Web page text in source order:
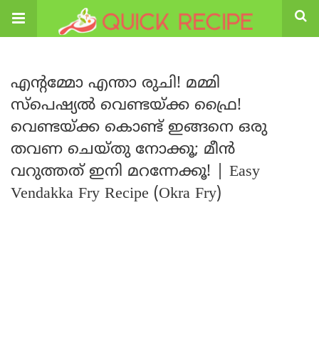
എന്റമ്മോ എന്താ രുചി! മമ്മി
സ്പെഷ്യൽ വെണ്ടയ്ക്ക ഫ്രൈ!
വെണ്ടയ്ക്ക കൊണ്ട് ഇങ്ങനെ ഒരു
തവണ ചെയ്തു നോക്കൂ; മീൻ
വറുത്തത് ഇനി മറന്നേക്കൂ! | Easy
Vendakka Fry Recipe (Okra Fry)